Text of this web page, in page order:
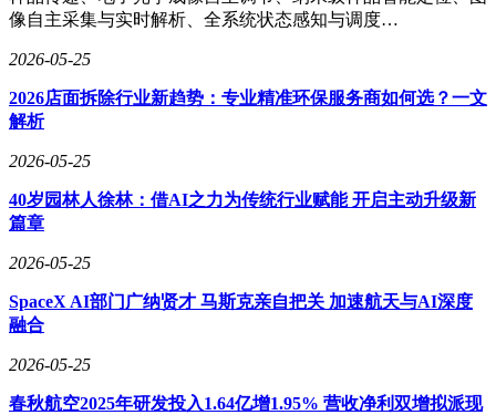
在工厂摆拍“躺平睡觉”照片，配上“连夜拧螺丝累瘫了”的玩梗
文案，引发网友热议。2025年11月20日，小米汽车第50万辆整
车正式下线，从第1台到50万台仅用1年零7个多月，创下国内
四千万，成为自带流量的“超级网红”。
采用“线上预订 + 线下交付”的数字化预订模式，用户选好型号
颜色、交付5000元定金后，有七天“犹豫期”，期间可随时取
消；过了“犹豫期”未取消则进入锁单流程，按顺序排队等待交
付，验车后付尾款，若后悔定金不予退还。问题就出在付尾款
环节。2024年7月，李女士向小米支付5000元定金，车辆即将
小米方却突然要求其7日内付清尾款，否则没收定金。李女士
将小米告上法庭，法院审理认为，该条款加重消费者义务，限
月，海南省海口市美兰区人民法院一审判决汽车公司双倍返还
李女士定金1万元。
像自主采集与实时解析、全系统状态感知与调度…
2026-05-25
2026店面拆除行业新趋势：专业精准环保服务商如何选？一文
解析
2026-05-25
40岁园林人徐林：借AI之力为传统行业赋能 开启主动升级新
篇章
2026-05-25
SpaceX AI部门广纳贤才 马斯克亲自把关 加速航天与AI深度
融合
2026-05-25
春秋航空2025年研发投入1.64亿增1.95% 营收净利双增拟派现